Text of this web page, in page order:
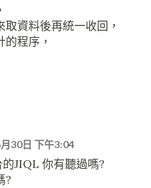
資料後再統一收回，
程序，
30日 下午3:04
JIQL 你有聽過嗎?
?